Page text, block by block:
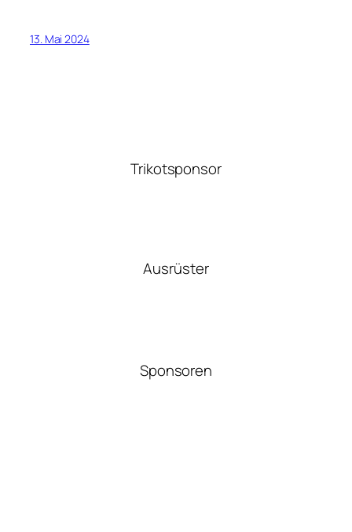
13. Mai 2024
Trikotsponsor
Ausrüster
Sponsoren